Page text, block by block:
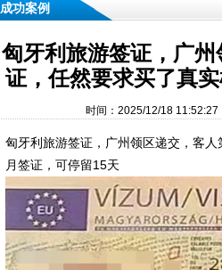
成功案例
匈牙利旅游签证，广
证，任然要求买了真
时间：2025/12/18
匈牙利旅游签证，广州领区递交，客
月签证，可停留15天